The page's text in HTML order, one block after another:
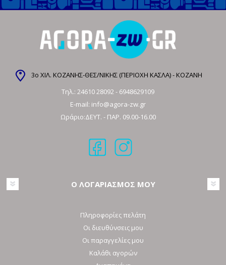
3ο ΧΙΛ. ΚΟΖΑΝΗΣ-ΘΕΣ/ΝΙΚΗΣ (ΠΕΡΙΟΧΗ ΚΑΣΛΑ) - ΚΟΖΑΝΗ
Τηλ.: 24610 28092 - 6948629109
E-mail: info@agora-zw.gr
Ωράριο:ΔΕΥΤ. - ΠΑΡ. 09.00-16.00
Ο ΛΟΓΑΡΙΑΣΜΟΣ ΜΟΥ
Πληροφορίες πελάτη
Οι διευθύνσεις μου
Οι παραγγελίες μου
Καλάθι αγορών